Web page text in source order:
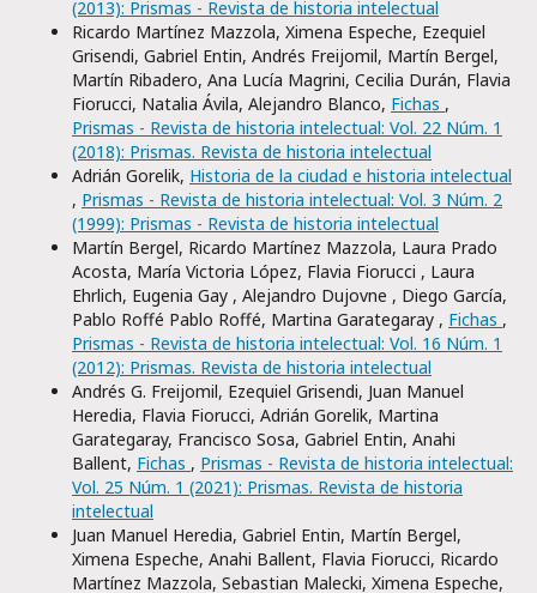
(2013): Prismas - Revista de historia intelectual
Ricardo Martínez Mazzola, Ximena Espeche, Ezequiel
Grisendi, Gabriel Entin, Andrés Freijomil, Martín Bergel,
Martín Ribadero, Ana Lucía Magrini, Cecilia Durán, Flavia
Fiorucci, Natalia Ávila, Alejandro Blanco, Fichas ,
Prismas - Revista de historia intelectual: Vol. 22 Núm. 1
(2018): Prismas. Revista de historia intelectual
Adrián Gorelik, Historia de la ciudad e historia intelectual
, Prismas - Revista de historia intelectual: Vol. 3 Núm. 2
(1999): Prismas - Revista de historia intelectual
Martín Bergel, Ricardo Martínez Mazzola, Laura Prado
Acosta, María Victoria López, Flavia Fiorucci , Laura
Ehrlich, Eugenia Gay , Alejandro Dujovne , Diego García,
Pablo Roffé Pablo Roffé, Martina Garategaray , Fichas ,
Prismas - Revista de historia intelectual: Vol. 16 Núm. 1
(2012): Prismas. Revista de historia intelectual
Andrés G. Freijomil, Ezequiel Grisendi, Juan Manuel
Heredia, Flavia Fiorucci, Adrián Gorelik, Martina
Garategaray, Francisco Sosa, Gabriel Entin, Anahi
Ballent, Fichas , Prismas - Revista de historia intelectual:
Vol. 25 Núm. 1 (2021): Prismas. Revista de historia
intelectual
Juan Manuel Heredia, Gabriel Entin, Martín Bergel,
Ximena Espeche, Anahi Ballent, Flavia Fiorucci, Ricardo
Martínez Mazzola, Sebastian Malecki, Ximena Espeche,